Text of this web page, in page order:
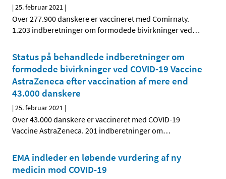
|25. februar 2021 |
Over 277.900 danskere er vaccineret med Comirnaty.
1.203 indberetninger om formodede bivirkninger ved…
Status på behandlede indberetninger om
formodede bivirkninger ved COVID-19 Vaccine
AstraZeneca efter vaccination af mere end
43.000 danskere
|25. februar 2021 |
Over 43.000 danskere er vaccineret med COVID-19
Vaccine AstraZeneca. 201 indberetninger om…
EMA indleder en løbende vurdering af ny
medicin mod COVID-19